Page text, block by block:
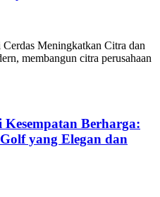
Meningkatkan Citra dan
membangun citra perusahaan
Berharga:
yang Elegan dan